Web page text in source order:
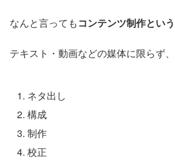
なんと言ってもコンテンツ制作とい
テキスト・動画などの媒体に限らず
ネタ出し
構成
制作
校正